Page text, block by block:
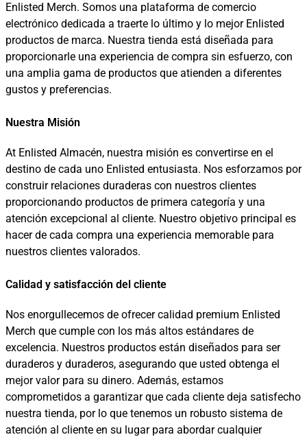
Enlisted Merch. Somos una plataforma de comercio
electrónico dedicada a traerte lo último y lo mejor Enlisted
productos de marca. Nuestra tienda está diseñada para
proporcionarle una experiencia de compra sin esfuerzo, con
una amplia gama de productos que atienden a diferentes
gustos y preferencias.
Nuestra Misión
At Enlisted Almacén, nuestra misión es convertirse en el
destino de cada uno Enlisted entusiasta. Nos esforzamos por
construir relaciones duraderas con nuestros clientes
proporcionando productos de primera categoría y una
atención excepcional al cliente. Nuestro objetivo principal es
hacer de cada compra una experiencia memorable para
nuestros clientes valorados.
Calidad y satisfacción del cliente
Nos enorgullecemos de ofrecer calidad premium Enlisted
Merch que cumple con los más altos estándares de
excelencia. Nuestros productos están diseñados para ser
duraderos y duraderos, asegurando que usted obtenga el
mejor valor para su dinero. Además, estamos
comprometidos a garantizar que cada cliente deja satisfecho
nuestra tienda, por lo que tenemos un robusto sistema de
atención al cliente en su lugar para abordar cualquier